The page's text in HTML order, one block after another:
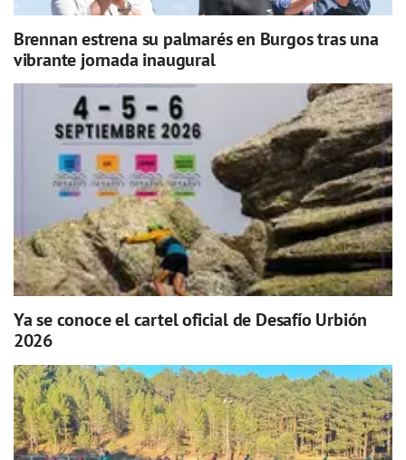
Brennan estrena su palmarés en Burgos tras una
vibrante jornada inaugural
Ya se conoce el cartel oficial de Desafío Urbión
2026